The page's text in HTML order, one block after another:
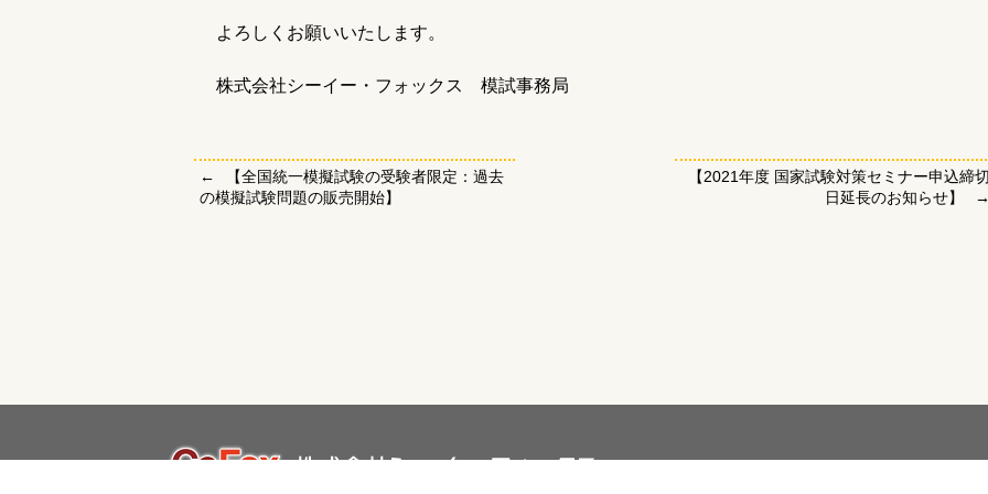
よろしくお願いいたします。
株式会社シーイー・フォックス 模試事務局
【全国統一模擬試験の受験者限定：過去
の模擬試験問題の販売開始】
【2021年度 国家試験対策セミナー申込締切
日延長のお知らせ】